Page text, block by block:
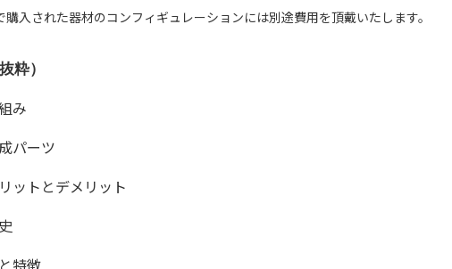
入された器材のコンフィギュレーションには別途費用を頂戴いたします。
粋）
み
パーツ
ットとデメリット
特徴